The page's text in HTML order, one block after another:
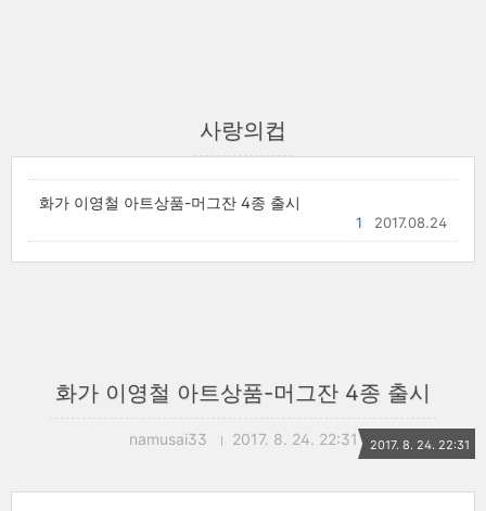
사랑의컵
화가 이영철 아트상품-머그잔 4종 출시
2017.08.24
1
화가 이영철 아트상품-머그잔 4종 출시
namusai33 2017. 8. 24. 22:31 2017. 8. 24. 22:31